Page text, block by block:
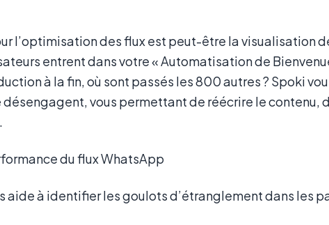
l’optimisation des flux est peut-être la visualisation
entrent dans votre « Automatisation de
à la fin, où sont passés les 800 autres ? Spoki
vous permettant de réécrire le contenu,
aide à identifier les goulots d’étranglement dans les